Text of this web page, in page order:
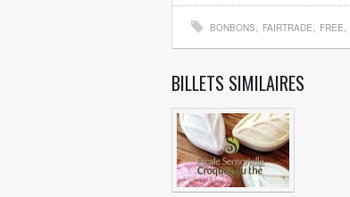
BONBONS, FAIRTRADE, FREE,
BILLETS SIMILAIRES